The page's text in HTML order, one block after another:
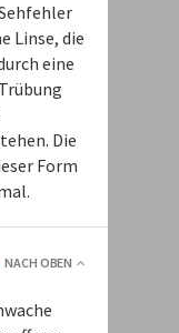
Linse, die
eine
Die
Form
NACH OBEN